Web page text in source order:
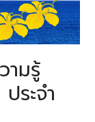
ามรู้
ระจำ